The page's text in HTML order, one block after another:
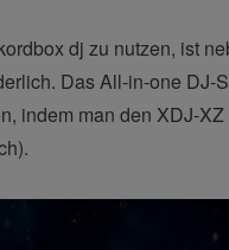
dj zu nutzen, ist
Das All-in-one DJ-
indem man den XDJ-